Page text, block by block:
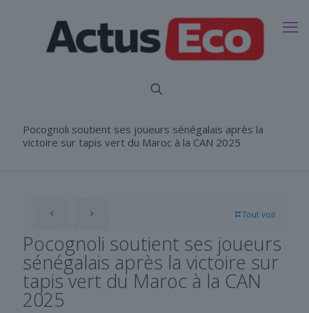
Pocognoli soutient ses joueurs sénégalais après la
victoire sur tapis vert du Maroc à la CAN 2025
Tout voir
Pocognoli soutient ses joueurs
sénégalais après la victoire sur
tapis vert du Maroc à la CAN
2025